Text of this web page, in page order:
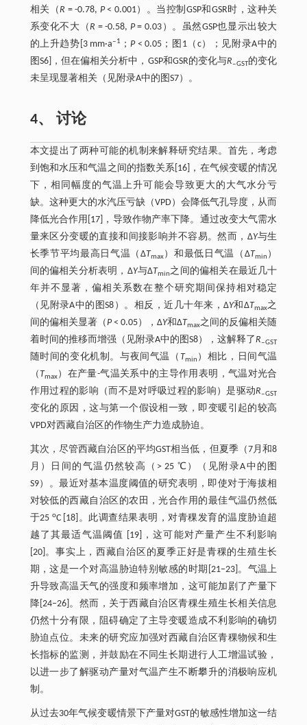
相关（R = -0.78, P< 0.001）。当控制GSP和GSR时，这种关
系变化不大（R = -0.58, P= 0.03）。虽然GSP也显示出较大
的上升趋势[3 mm·a‒1 ；P < 0.05；图1（c）；见附录A中的
图S6]，但在偏相关分析中，GSP和GSR的变化与R‒GST的变化
未呈现显著相关（见附录A中的图S7）。
4、 讨论
本文提出了两种可能的机制来解释研究结果。首先，考虑
到饱和水压和气温之间的指数关系[16]，在气候变暖的情况
下，相同幅度的气温上升可能会导致更大的大气水分亏
缺。这种更大的水汽压亏缺（VPD）会降低气孔导度，从而
降低光合作用[17]，导致作物产率下降。通过改变大气需水
量来区分变暖的直接和间接影响并不容易。然而，∆Y与生
长季节平均最高日气温（∆Tmax）和最低日气温（∆Tmin ）
间的偏相关分析表明，∆Y与∆Tmin之间的偏相关在最近几十
年并不显著，偏相关系数在整个研究期间保持相对稳定
（见附录A中的图S8）。相反，近几十年来，∆Y和∆Tmax之
间的偏相关显著（P< 0.05），∆Y和∆Tmax之间的反偏相关随
着时间的推移而增强（见附录A中的图S8），这解释了R‒GST
随时间的变化机制。与夜间气温（ Tmin ）相比，日间气温
（Tmax）在产量-气温关系中的主导作用表明，气温对光合
作用过程的影响（而不是对呼吸过程的影响）是驱动R‒GST
变化的原因，这与第一个假设相一致，即变暖引起的较高
VPD对西藏自治区的作物生产力造成胁迫。
其次，尽管西藏自治区的平均GST相当低，但夏季（7月和8
月）日间的气温仍然较高（> 25 ℃）（见附录A中的图
S9）。最近对基本温度阈值的研究表明，即使对于海拔相
对较低的西藏自治区的农田，光合作用的最佳气温仍然低
于25 oC [18]。此调查结果表明，对青稞发育的温度胁迫超
越了其最适气温阈值 [19]，这可能对产量产生不利影响
[20]。事实上，西藏自治区的夏季正好是青稞的生殖生长
期，这是一个对高温胁迫特别敏感的时期[21‒23]。气温上
升导致高温天气的强度和频率增加，这可能加剧了产量下
降[24‒26]。然而，关于西藏自治区青稞生殖生长相关信息
仍然十分有限，阻碍确定了主导变暖造成不利影响的确切
胁迫点位。未来的研究应加强对西藏自治区青稞物候和生
长指标的监测，并鼓励在不同生长期进行人工增温试验，
以进一步了解驱动产量对气温产生不断攀升的消极响应机
制。
从过去30年气候变暖情景下产量对GST的敏感性增加这一结